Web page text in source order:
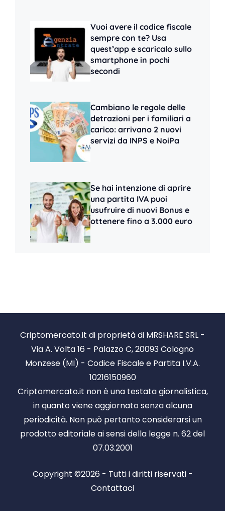
Vuoi avere il codice fiscale
sempre con te? Usa
quest’app e scaricalo sullo
smartphone in pochi
secondi
Cambiano le regole delle
detrazioni per i familiari a
carico: arrivano 2 nuovi
servizi da INPS e NoiPa
Se hai intenzione di aprire
una partita IVA puoi
usufruire di nuovi Bonus e
ottenere fino a 3.000 euro
Criptomercato.it di proprietà di MRSHARE SRL -
Via A. Volta 16 - Palazzo C, 20093 Cologno
Monzese (MI) - Codice Fiscale e Partita I.V.A.
10216150960
Criptomercato.it non è una testata giornalistica,
in quanto viene aggiornato senza alcuna
periodicità. Non può pertanto considerarsi un
prodotto editoriale ai sensi della legge n. 62 del
07.03.2001
Copyright ©2026 - Tutti i diritti riservati -
Contattaci